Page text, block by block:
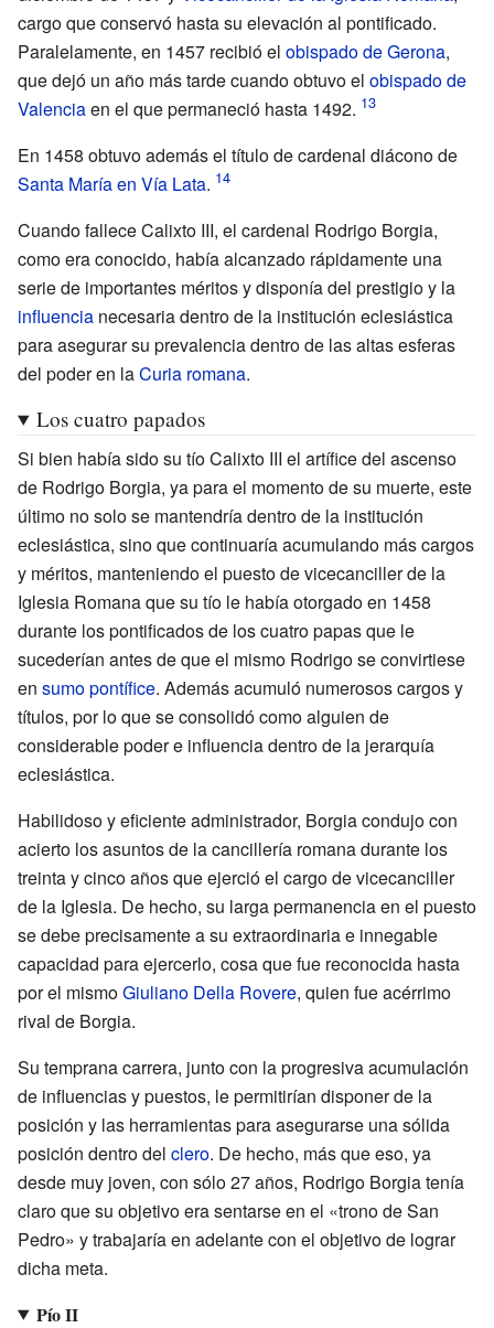
cargo que conservó hasta su elevación al pontificado.
Paralelamente, en 1457 recibió el obispado de Gerona,
que dejó un año más tarde cuando obtuvo el obispado de
Valenciaen el que permaneció hasta 1492.
En 1458 obtuvo además el título de cardenal diácono de
Santa María en Vía Lata.
Cuando fallece Calixto III, el cardenal Rodrigo Borgia,
como era conocido, había alcanzado rápidamente una
serie de importantes méritos y disponía del prestigio y la
influencia necesaria dentro de la institución eclesiástica
para asegurar su prevalencia dentro de las altas esferas
del poder en laCuria romana.
Los cuatro papados
Si bien había sido su tío Calixto III el artífice del ascenso
de Rodrigo Borgia, ya para el momento de su muerte, este
último no solo se mantendría dentro de la institución
eclesiástica, sino que continuaría acumulando más cargos
y méritos, manteniendo el puesto de vicecanciller de la
Iglesia Romana que su tío le había otorgado en 1458
durante los pontificados de los cuatro papas que le
sucederían antes de que el mismo Rodrigo se convirtiese
en sumo pontífice. Además acumuló numerosos cargos y
títulos, por lo que se consolidó como alguien de
considerable poder e influencia dentro de la jerarquía
eclesiástica.
Habilidoso y eficiente administrador, Borgia condujo con
acierto los asuntos de la cancillería romana durante los
treinta y cinco años que ejerció el cargo de vicecanciller
de la Iglesia. De hecho, su larga permanencia en el puesto
se debe precisamente a su extraordinaria e innegable
capacidad para ejercerlo, cosa que fue reconocida hasta
por el mismoGiuliano Della Rovere, quien fue acérrimo
rival de Borgia.
Su temprana carrera, junto con la progresiva acumulación
de influencias y puestos, le permitirían disponer de la
posición y las herramientas para asegurarse una sólida
posición dentro del clero. De hecho, más que eso, ya
desde muy joven, con sólo 27 años, Rodrigo Borgia tenía
claro que su objetivo era sentarse en el «trono de San
Pedro» y trabajaría en adelante con el objetivo de lograr
dicha meta.
Pío II